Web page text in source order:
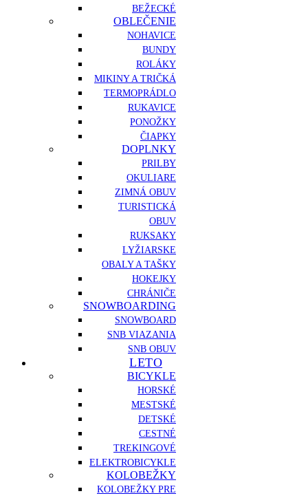
BEŽECKÉ
OBLEČENIE
NOHAVICE
BUNDY
ROLÁKY
MIKINY A TRIČKÁ
TERMOPRÁDLO
RUKAVICE
PONOŽKY
ČIAPKY
DOPLNKY
PRILBY
OKULIARE
ZIMNÁ OBUV
TURISTICKÁ
OBUV
RUKSAKY
LYŽIARSKE
OBALY A TAŠKY
HOKEJKY
CHRÁNIČE
SNOWBOARDING
SNOWBOARD
SNB VIAZANIA
SNB OBUV
LETO
BICYKLE
HORSKÉ
MESTSKÉ
DETSKÉ
CESTNÉ
TREKINGOVÉ
ELEKTROBICYKLE
KOLOBEŽKY
KOLOBEŽKY PRE